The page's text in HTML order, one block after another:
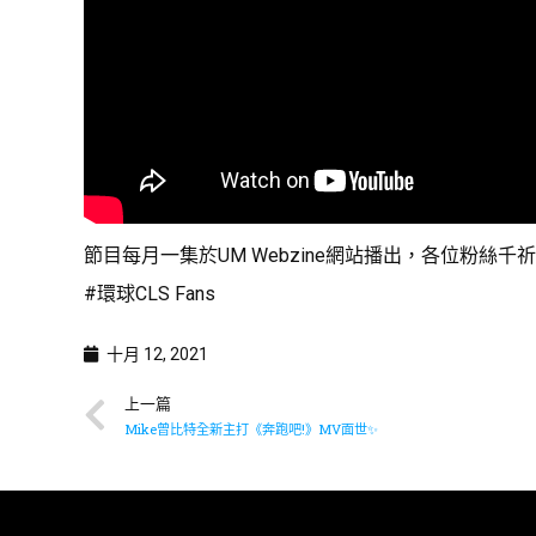
節目每月一集於UM Webzine網站播出，各位粉絲千
#環球CLS Fans
十月 12, 2021
上一篇
Mike曾比特全新主打《奔跑吧!》MV面世✨